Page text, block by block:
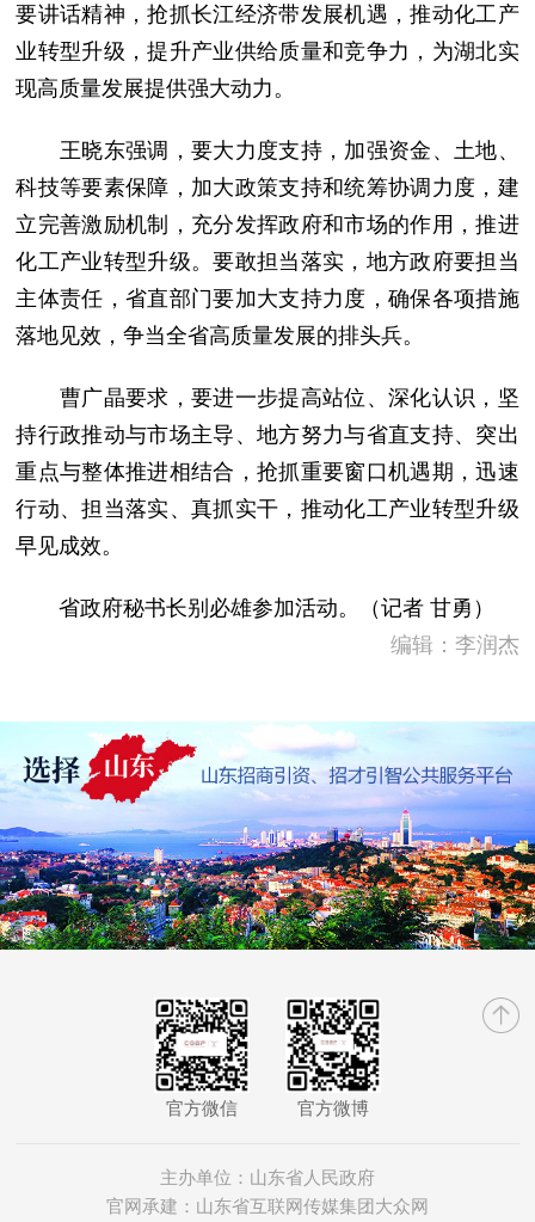
要讲话精神，抢抓长江经济带发展机遇，推动化工产
业转型升级，提升产业供给质量和竞争力，为湖北实
现高质量发展提供强大动力。
王晓东强调，要大力度支持，加强资金、土地、
科技等要素保障，加大政策支持和统筹协调力度，建
立完善激励机制，充分发挥政府和市场的作用，推进
化工产业转型升级。要敢担当落实，地方政府要担当
主体责任，省直部门要加大支持力度，确保各项措施
落地见效，争当全省高质量发展的排头兵。
曹广晶要求，要进一步提高站位、深化认识，坚
持行政推动与市场主导、地方努力与省直支持、突出
重点与整体推进相结合，抢抓重要窗口机遇期，迅速
行动、担当落实、真抓实干，推动化工产业转型升级
早见成效。
省政府秘书长别必雄参加活动。（记者 甘勇）
编辑：李润杰
官方微信 官方微博
主办单位：山东省人民政府
官网承建：山东省互联网传媒集团大众网